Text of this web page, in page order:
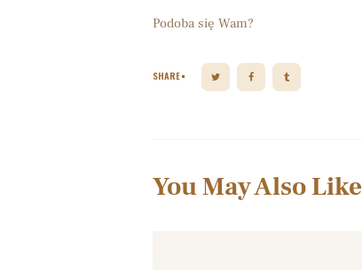
Podoba się Wam?
SHARE
You May Also Like